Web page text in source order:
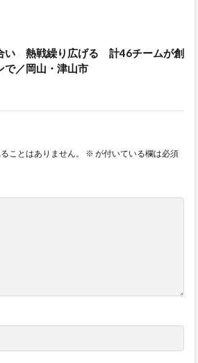
い 熱戦繰り広げる 計46チームが創
で／岡山・津山市
ことはありません。 ※ が付いている欄は必須